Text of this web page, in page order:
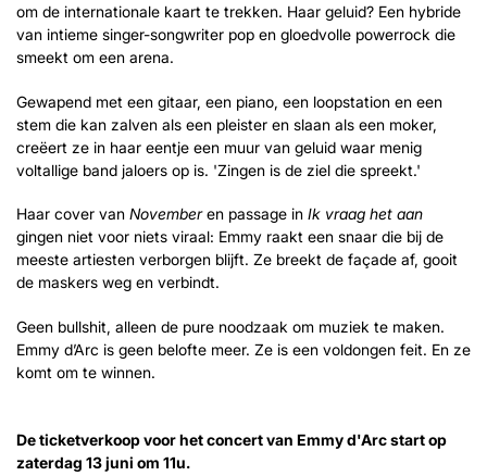
om de internationale kaart te trekken. Haar geluid? Een hybride
van intieme singer-songwriter pop en gloedvolle powerrock die
smeekt om een arena.
Gewapend met een gitaar, een piano, een loopstation en een
stem die kan zalven als een pleister en slaan als een moker,
creëert ze in haar eentje een muur van geluid waar menig
voltallige band jaloers op is. 'Zingen is de ziel die spreekt.'
Haar cover van Novemberen passage in Ik vraag het aan
gingen niet voor niets viraal: Emmy raakt een snaar die bij de
meeste artiesten verborgen blijft. Ze breekt de façade af, gooit
de maskers weg en verbindt.
Geen bullshit, alleen de pure noodzaak om muziek te maken.
Emmy d’Arc is geen belofte meer. Ze is een voldongen feit. En ze
komt om te winnen.
De ticketverkoop voor het concert van Emmy d'Arc start op
zaterdag 13 juni om 11u.